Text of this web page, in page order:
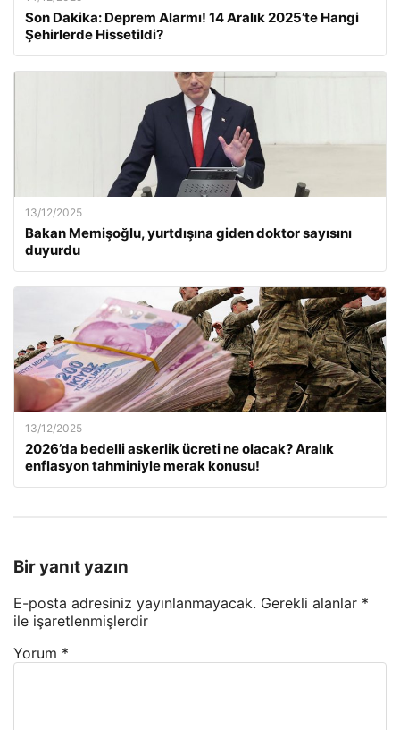
Son Dakika: Deprem Alarmı! 14 Aralık 2025’te Hangi
Şehirlerde Hissetildi?
13/12/2025
Bakan Memişoğlu, yurtdışına giden doktor sayısını
duyurdu
13/12/2025
2026’da bedelli askerlik ücreti ne olacak? Aralık
enflasyon tahminiyle merak konusu!
Bir yanıt yazın
E-posta adresiniz yayınlanmayacak. Gerekli alanlar *
ile işaretlenmişlerdir
Yorum *